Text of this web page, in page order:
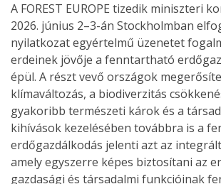
A FOREST EUROPE tizedik miniszteri
2026. június 2–3-án Stockholmban
nyilatkozat egyértelmű üzenetet
erdeinek jövője a fenntartható
épül. A részt vevő országok
klímaváltozás, a biodiverzitás
gyakoribb természeti károk és a
kihívások kezelésében továbbra is a
erdőgazdálkodás jelenti azt az
amely egyszerre képes biztosítani az
gazdasági és társadalmi funkcióinak